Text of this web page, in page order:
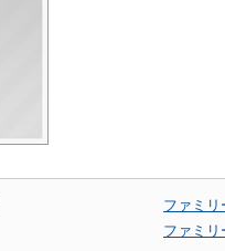
ファミ
ファミ